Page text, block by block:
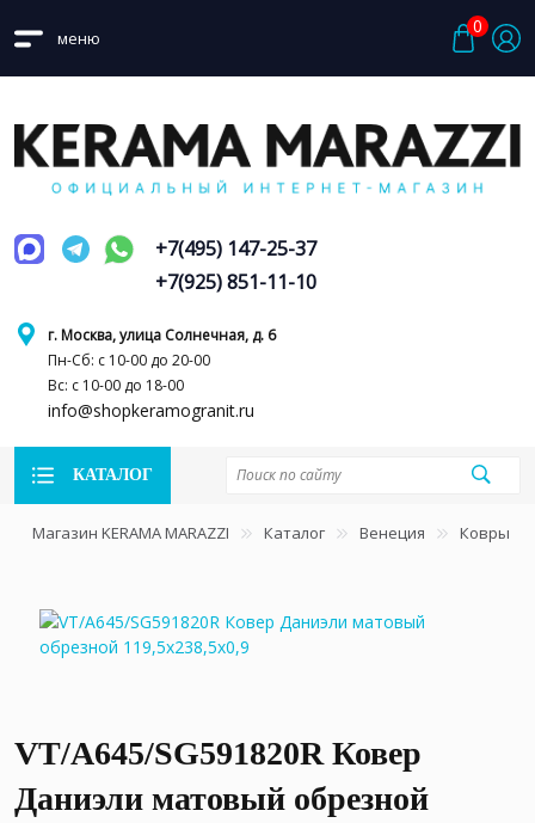
меню
0
г. Москва, улица Солнечная, д. 6
Пн-Сб: с 10-00 до 20-00
Вс: с 10-00 до 18-00
info@shopkeramogranit.ru
+7(495) 147-25-37
+7(925) 851-11-10
КАТАЛОГ
Магазин KERAMA MARAZZI Каталог Венеция Ковры
VT/A645/SG591820R Ковер
Даниэли матовый обрезной